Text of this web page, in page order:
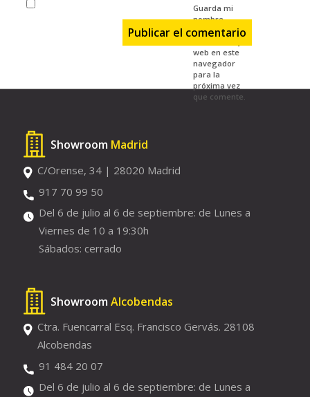
Guarda mi
nombre,
correo
web en este
navegador
para la
próxima vez
que comente.
Showroom Madrid
C/Orense, 34 | 28020 Madrid
917 70 99 50
Del 6 de julio al 6 de septiembre: de Lunes a
Viernes de 10 a 19:30h
Sábados: cerrado
Showroom Alcobendas
Ctra. Fuencarral Esq. Francisco Gervás. 28108
Alcobendas
91 484 20 07
Del 6 de julio al 6 de septiembre: de Lunes a